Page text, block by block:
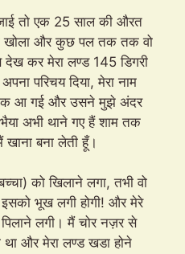
तो एक 25 साल की औरत
खोला और कुछ पल तक तक वो
कर मेरा लण्ड 145 डिगरी
परिचय दिया, मेरा नाम
आ गई और उसने मुझे अंदर
अभी थाने गए हैं शाम तक
बना लेती हूँ।
को खिलाने लगा, तभी वो
भूख लगी होगी! और मेरे
लगी। मैं चोर नज़र से
और मेरा लण्ड खडा होने